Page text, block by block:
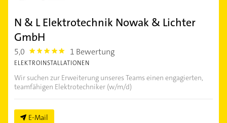
N & L Elektrotechnik Nowak & Lichter
GmbH
5,0 5.0 1 Bewertung
ELEKTROINSTALLATIONEN
Wir suchen zur Erweiterung unseres Teams einen engagierten,
teamfähigen Elektrotechniker (w/m/d)
E-Mail